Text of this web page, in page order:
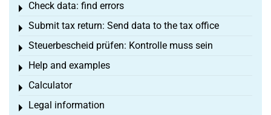
Check data: find errors
Toggle menu
Submit tax return: Send data to the tax office
Toggle menu
Steuerbescheid prüfen: Kontrolle muss sein
Toggle menu
Help and examples
Toggle menu
Calculator
Toggle menu
Legal information
Toggle menu